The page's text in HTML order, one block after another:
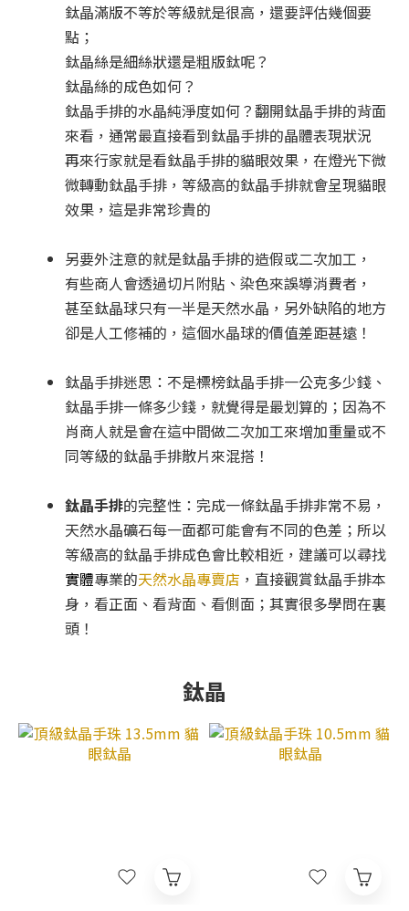
鈦晶滿版不等於等級就是很高，還要評估幾個要
點；
鈦晶絲是細絲狀還是粗版鈦呢？
鈦晶絲的成色如何？
鈦晶手排的水晶純淨度如何？翻開鈦晶手排的背面
來看，通常最直接看到鈦晶手排的晶體表現狀況
再來行家就是看鈦晶手排的貓眼效果，在燈光下微
微轉動鈦晶手排，等級高的鈦晶手排就會呈現貓眼
效果，這是非常珍貴的
另要外注意的就是鈦晶手排的造假或二次加工，
有些商人會透過切片附貼、染色來誤導消費者，
甚至鈦晶球只有一半是天然水晶，另外缺陷的地方
卻是人工修補的，這個水晶球的價值差距甚遠！
鈦晶手排迷思：不是標榜鈦晶手排一公克多少錢、
鈦晶手排一條多少錢，就覺得是最划算的；因為不
肖商人就是會在這中間做二次加工來增加重量或不
同等級的鈦晶手排散片來混搭！
鈦晶手排的完整性：完成一條鈦晶手排非常不易，
天然水晶礦石每一面都可能會有不同的色差；所以
等級高的鈦晶手排成色會比較相近，建議可以尋找
實體專業的天然水晶專賣店 ，直接觀賞鈦晶手排本
身，看正面、看背面、看側面；其實很多學問在裏
頭！
鈦晶